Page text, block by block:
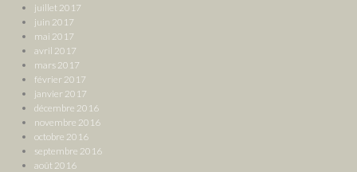
juillet 2017
juin 2017
mai 2017
avril 2017
mars 2017
février 2017
janvier 2017
décembre 2016
novembre 2016
octobre 2016
septembre 2016
août 2016